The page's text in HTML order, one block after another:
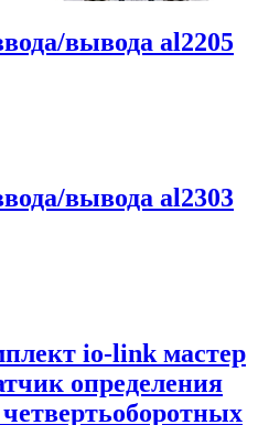
вывода al2205
вывода al2303
io-link мастер
определения